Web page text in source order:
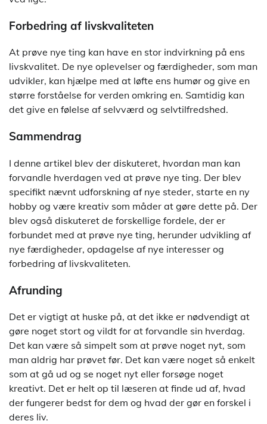
Forbedring af livskvaliteten
At prøve nye ting kan have en stor indvirkning på ens
livskvalitet. De nye oplevelser og færdigheder, som man
udvikler, kan hjælpe med at løfte ens humør og give en
større forståelse for verden omkring en. Samtidig kan
det give en følelse af selvværd og selvtilfredshed.
Sammendrag
I denne artikel blev der diskuteret, hvordan man kan
forvandle hverdagen ved at prøve nye ting. Der blev
specifikt nævnt udforskning af nye steder, starte en ny
hobby og være kreativ som måder at gøre dette på. Der
blev også diskuteret de forskellige fordele, der er
forbundet med at prøve nye ting, herunder udvikling af
nye færdigheder, opdagelse af nye interesser og
forbedring af livskvaliteten.
Afrunding
Det er vigtigt at huske på, at det ikke er nødvendigt at
gøre noget stort og vildt for at forvandle sin hverdag.
Det kan være så simpelt som at prøve noget nyt, som
man aldrig har prøvet før. Det kan være noget så enkelt
som at gå ud og se noget nyt eller forsøge noget
kreativt. Det er helt op til læseren at finde ud af, hvad
der fungerer bedst for dem og hvad der gør en forskel i
deres liv.